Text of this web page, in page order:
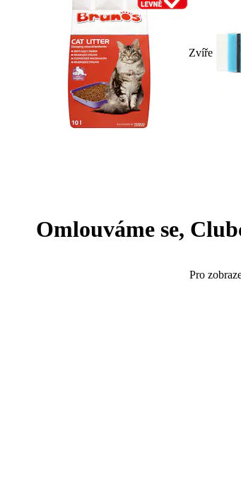
Zvíře
Omlouváme se,
Pro